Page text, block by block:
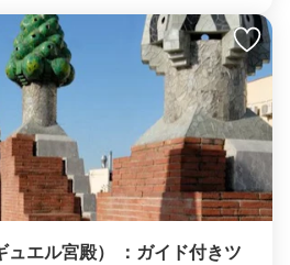
エル宮殿） ：ガイド付きツ